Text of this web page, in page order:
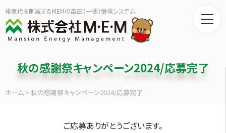
電気代を削減するMEMの高圧（一括）受電システム
秋の感謝祭キャンペーン2024/応募完了
ホーム > 秋の感謝祭キャンペーン2024/応募完了
ご応募ありがとうございます。